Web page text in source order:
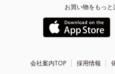
お買い物をもっと
会社案内TOP 採用情報